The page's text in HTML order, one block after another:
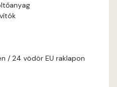
Fern C
Fir B
/ 24 vödör EU raklapon